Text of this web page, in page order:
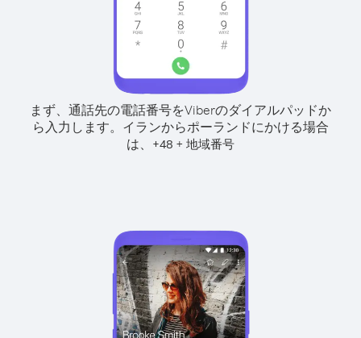
まず、通話先の電話番号をViberのダイアルパッドか
ら入力します。 イランからポーランドにかける場合
は、 +48 + 地域番号